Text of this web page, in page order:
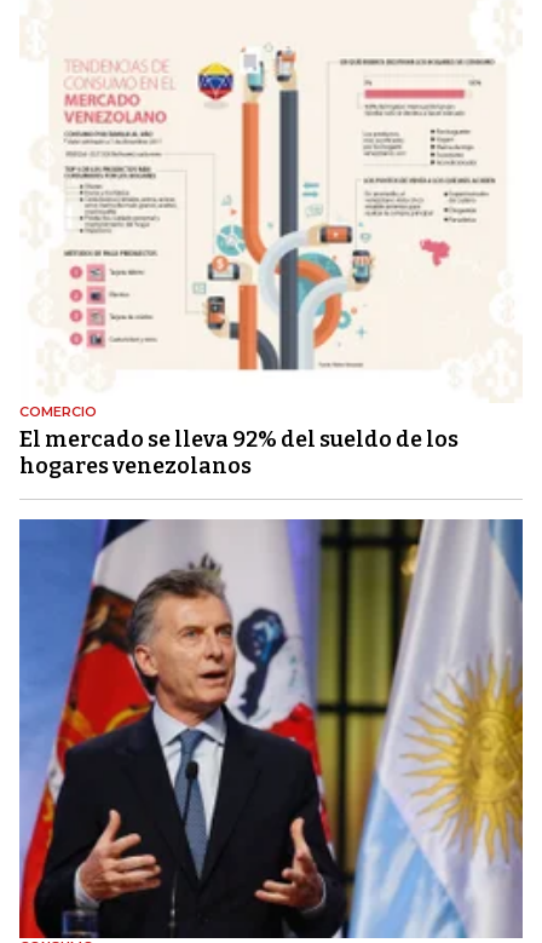
COMERCIO
El mercado se lleva 92% del sueldo de los
hogares venezolanos